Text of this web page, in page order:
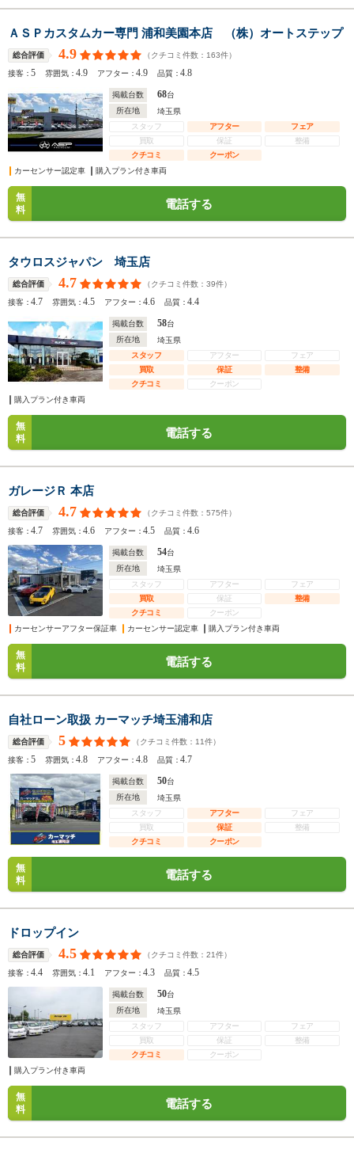
ＡＳＰカスタムカー専門 浦和美園本店 （株）オートステップ
総合評価 4.9 （クチコミ件数： 163件）
接客：5 雰囲気：4.9 アフター：4.9 品質：4.8
掲載台数 68台
所在地
埼玉県
スタッフ
アフター
フェア
買取
保証
整備
クチコミ
クーポン
カーセンサー認定車
購入プラン付き車両
無
料
電話する
タウロスジャパン 埼玉店
総合評価 4.7 （クチコミ件数： 39件）
接客：4.7 雰囲気：4.5 アフター：4.6 品質：4.4
掲載台数 58台
所在地
埼玉県
スタッフ
アフター
フェア
買取
保証
整備
クチコミ
クーポン
購入プラン付き車両
無
料
電話する
ガレージＲ 本店
総合評価 4.7 （クチコミ件数： 575件）
接客：4.7 雰囲気：4.6 アフター：4.5 品質：4.6
掲載台数 54台
所在地
埼玉県
スタッフ
アフター
フェア
買取
保証
整備
クチコミ
クーポン
カーセンサーアフター保証車
カーセンサー認定車 購入プラン付き車両
無
料
電話する
自社ローン取扱 カーマッチ埼玉浦和店
総合評価 5 （クチコミ件数： 11件）
接客：5 雰囲気：4.8 アフター：4.8 品質：4.7
掲載台数 50台
所在地
埼玉県
スタッフ
アフター
フェア
買取
保証
整備
クチコミ
クーポン
無
料
電話する
ドロップイン
総合評価 4.5 （クチコミ件数： 21件）
接客：4.4 雰囲気：4.1 アフター：4.3 品質：4.5
掲載台数 50台
所在地
埼玉県
スタッフ
アフター
フェア
買取
保証
整備
クチコミ
クーポン
購入プラン付き車両
無
料
電話する